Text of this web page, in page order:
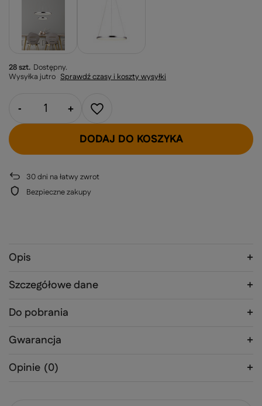
28 szt. Dostępny
Wysyłka jutro Sprawdź czasy i koszty wysyłki
- +
DODAJ DO KOSZYKA
30dni na łatwy zwrot
Bezpieczne zakupy
Opis
Szczegółowe dane
Do pobrania
Gwarancja
Opinie (0)